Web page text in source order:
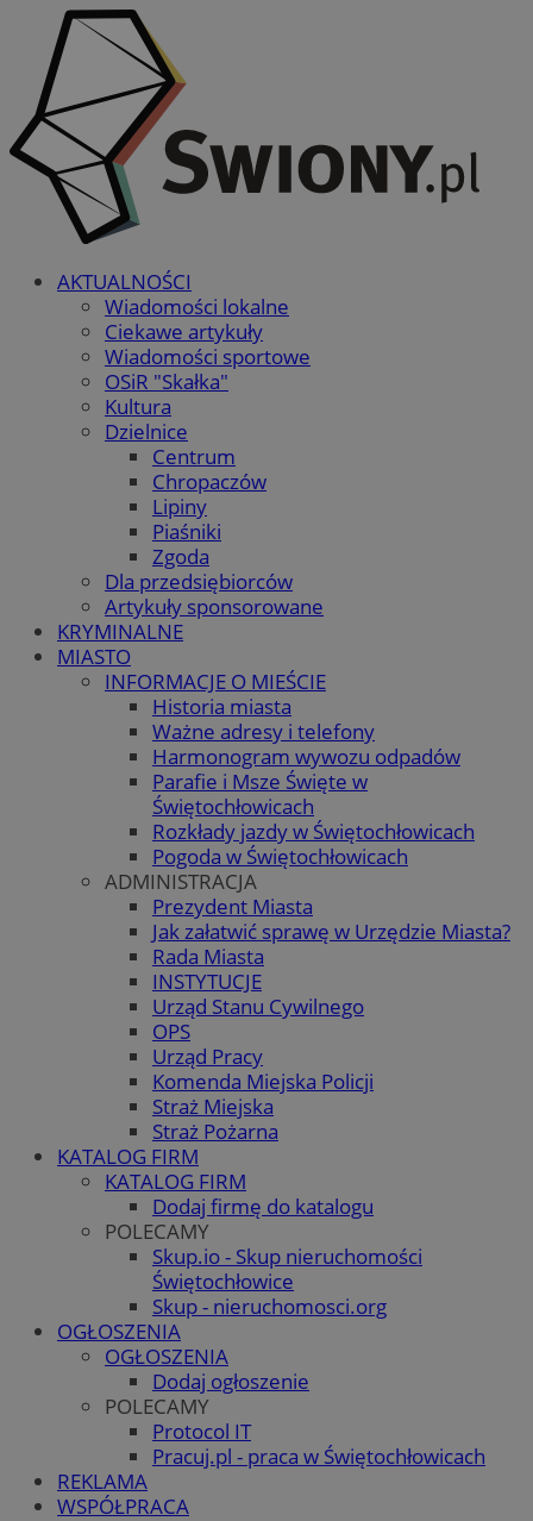
AKTUALNOŚCI
Wiadomości lokalne
Ciekawe artykuły
Wiadomości sportowe
OSiR "Skałka"
Kultura
Dzielnice
Centrum
Chropaczów
Lipiny
Piaśniki
Zgoda
Dla przedsiębiorców
Artykuły sponsorowane
KRYMINALNE
MIASTO
INFORMACJE O MIEŚCIE
Historia miasta
Ważne adresy i telefony
Harmonogram wywozu odpadów
Parafie i Msze Święte w
Świętochłowicach
Rozkłady jazdy w Świętochłowicach
Pogoda w Świętochłowicach
ADMINISTRACJA
Prezydent Miasta
Jak załatwić sprawę w Urzędzie Miasta?
Rada Miasta
INSTYTUCJE
Urząd Stanu Cywilnego
OPS
Urząd Pracy
Komenda Miejska Policji
Straż Miejska
Straż Pożarna
KATALOG FIRM
KATALOG FIRM
Dodaj firmę do katalogu
POLECAMY
Skup.io - Skup nieruchomości
Świętochłowice
Skup - nieruchomosci.org
OGŁOSZENIA
OGŁOSZENIA
Dodaj ogłoszenie
POLECAMY
Protocol IT
Pracuj.pl - praca w Świętochłowicach
REKLAMA
WSPÓŁPRACA